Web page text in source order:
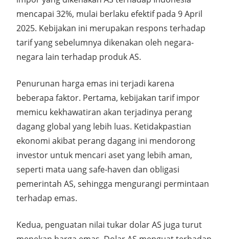
mencapai 32%, mulai berlaku efektif pada 9 April
2025. Kebijakan ini merupakan respons terhadap
tarif yang sebelumnya dikenakan oleh negara-
negara lain terhadap produk AS.
Penurunan harga emas ini terjadi karena
beberapa faktor. Pertama, kebijakan tarif impor
memicu kekhawatiran akan terjadinya perang
dagang global yang lebih luas. Ketidakpastian
ekonomi akibat perang dagang ini mendorong
investor untuk mencari aset yang lebih aman,
seperti mata uang safe-haven dan obligasi
pemerintah AS, sehingga mengurangi permintaan
terhadap emas.
Kedua, penguatan nilai tukar dolar AS juga turut